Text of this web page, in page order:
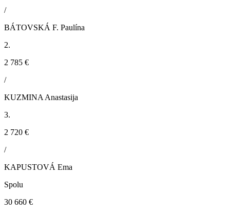
/
BÁTOVSKÁ F. Paulína
2.
2 785 €
/
KUZMINA Anastasija
3.
2 720 €
/
KAPUSTOVÁ Ema
Spolu
30 660 €